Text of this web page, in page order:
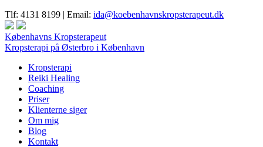
Tlf: 4131 8199 | Email: ida@koebenhavnskropsterapeut.dk
Københavns Kropsterapeut
Kropsterapi på Østerbro i København
Kropsterapi
Reiki Healing
Coaching
Priser
Klienterne siger
Om mig
Blog
Kontakt